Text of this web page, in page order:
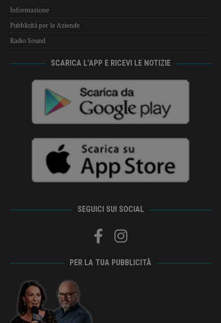
Informazione
Pubblicità per le Aziende
Radio Sound
SCARICA L’APP E RICEVI LE NOTIZIE
SEGUICI SUI SOCIAL
PER LA TUA PUBBLICITÀ